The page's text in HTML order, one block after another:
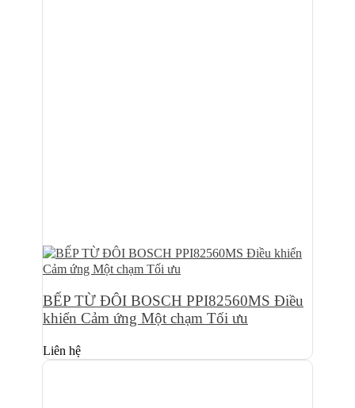
BẾP TỪ ĐÔI BOSCH PPI82560MS Điều
khiển Cảm ứng Một chạm Tối ưu
Liên hệ